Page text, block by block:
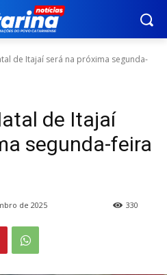
de Itajaí será na próxima segunda-
de Itajaí
segunda-feira
de 2025 330